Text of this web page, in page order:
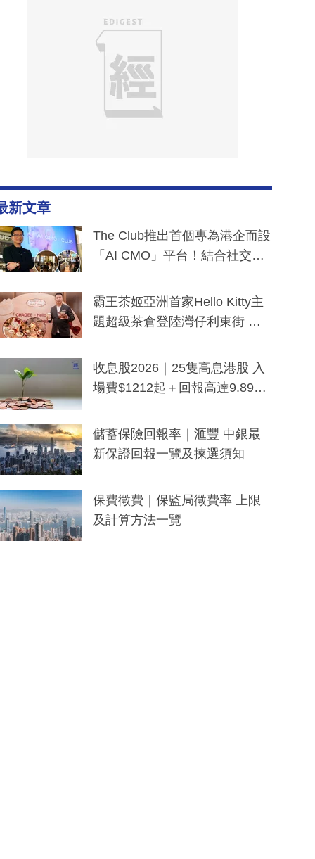
新文章
The Club推出首個專為港企而設
「AI CMO」平台！結合社交聆
分鐘生成「貼地」宣傳短片
霸王茶姬亞洲首家Hello Kitty主
題超級茶倉登陸灣仔利東街 推
y及香港限定特調系列
收息股2026｜25隻高息港股 入
場費$1212起＋回報高達9.89
儲蓄保險回報率｜滙豐 中銀最
新保證回報一覽及揀選須知
保費徵費｜保監局徵費率 上限
及計算方法一覽